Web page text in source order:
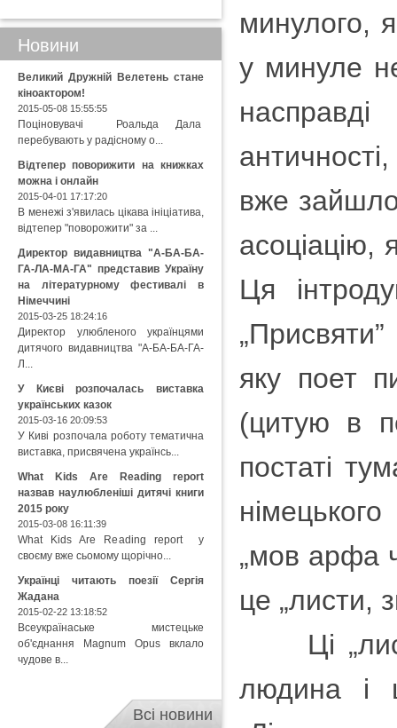
минулого,
у минуле
вже зайшло
асоціацію,
Ця
яку поет
(цитую в
постаті
„мов арфа
це „листи,
Ці
людина і
Новини
Великий Дружній Велетень стане
кіноактором!
2015-05-08 15:55:55
Поціновувачі Роальда Дала
перебувають у радісному о...
Відтепер поворижити на книжках
можна і онлайн
2015-04-01 17:17:20
В менежі з'явилась цікава ініціатива,
відтепер "поворожити" за ...
Директор видавництва "А-БА-БА-
ГА-ЛА-МА-ГА" представив Україну
на літературному фестивалі в
Німеччині
2015-03-25 18:24:16
Директор улюбленого українцями
дитячого видавництва "А-БА-БА-ГА-
Л...
У Києві розпочалась виставка
українських казок
2015-03-16 20:09:53
У Киві розпочала роботу тематична
виставка, присвячена українсь...
What Kids Are Reading report
назвав наулюбленіші дитячі книги
2015 року
2015-03-08 16:11:39
What Kids Are Reading report у
своєму вже сьомому щорічно...
Українці читають поезії Сергія
Жадана
2015-02-22 13:18:52
Всеукраїнаське мистецьке
об'єднання Magnum Opus вклало
чудове в...
Всі новини